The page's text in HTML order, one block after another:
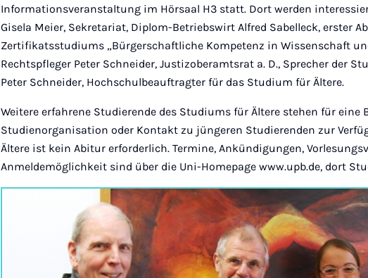
Informationsveranstaltung im Hörsaal H3 statt. Dort werden
Gisela Meier, Sekretariat, Diplom-Betriebswirt Alfred Sabelleck, erster
Zertifikatsstudiums „Bürgerschaftliche Kompetenz in Wissenschaft
Rechtspfleger Peter Schneider, Justizoberamtsrat a. D., Sprecher der
Peter Schneider, Hochschulbeauftragter für das Studium für Ältere.
Weitere erfahrene Studierende des Studiums für Ältere stehen für eine
Studienorganisation oder Kontakt zu jüngeren Studierenden zur
Ältere ist kein Abitur erforderlich. Termine, Ankündigungen,
Anmeldemöglichkeit sind über die Uni-Homepage www.upb.de, dort